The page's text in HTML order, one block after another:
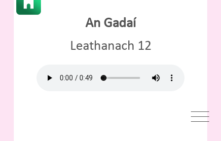
An Gadaí
Leathanach 12